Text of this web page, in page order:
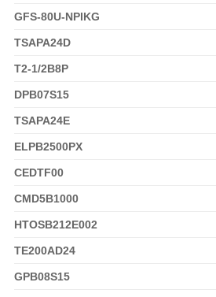
GFS-80U-NPIKG
TSAPA24D
T2-1/2B8P
DPB07S15
TSAPA24E
ELPB2500PX
CEDTF00
CMD5B1000
HTOSB212E002
TE200AD24
GPB08S15